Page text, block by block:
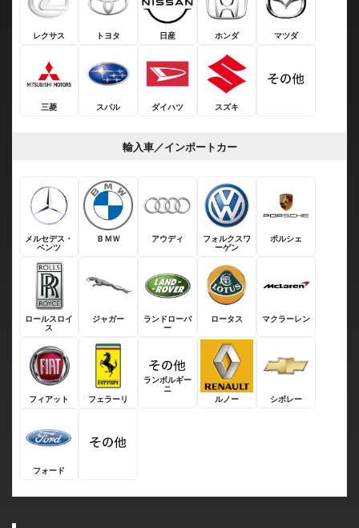
レクサス トヨタ 日産 ホンダ マツダ
三菱 スバル ダイハツ スズキ
輸入車／インポートカー
メルセデス・
ベンツ
ＢＭＷ アウディ
フォルクスワ
ーゲン
ポルシェ
ロールスロイ
ス
ジャガー
ランドローバ
ー
ロータス マクラーレン
フィアット フェラーリ
ランボルギー
ニ
ルノー
シボレー
フォード